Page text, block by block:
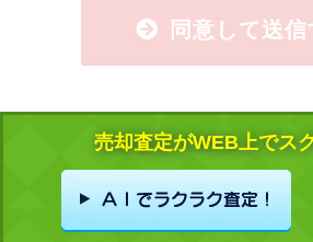
同意して送信
売却査定がWEB上でス